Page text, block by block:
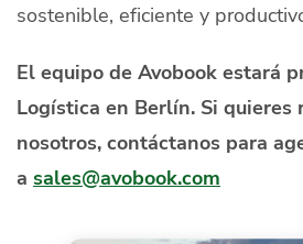
sostenible, eficiente y
El equipo de Avobook estará
Logística en Berlín. Si quieres
nosotros, contáctanos para
a sales@avobook.com